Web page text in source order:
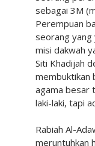
sebagai 3M
Perempuan
seorang yang
misi dakwah
Siti Khadijah
membuktikan
agama besar
laki-laki, tapi
Rabiah Al-
meruntuhkan